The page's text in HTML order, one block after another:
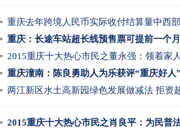
重庆去年跨境人民币实际收付结算量中西
重庆：长途车站超长线预售票可提前一个
2015重庆十大热心市民之董永强：领着家
重庆潼南：陈良勇助人为乐获评“重庆好人”
两江新区水土高新园绿色发展做减法 拒资
2015重庆十大热心市民之肖良平：为民普